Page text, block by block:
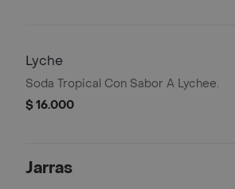
Lyche
Soda Tropical Con Sabor A Lychee.
$ 16.000
Jarras